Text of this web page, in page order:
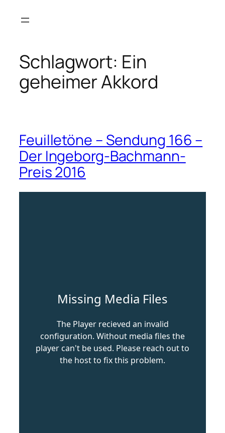
Inhalt
Schlagwort: Ein
geheimer Akkord
Feuilletöne – Sendung 166 –
Der Ingeborg-Bachmann-
Preis 2016